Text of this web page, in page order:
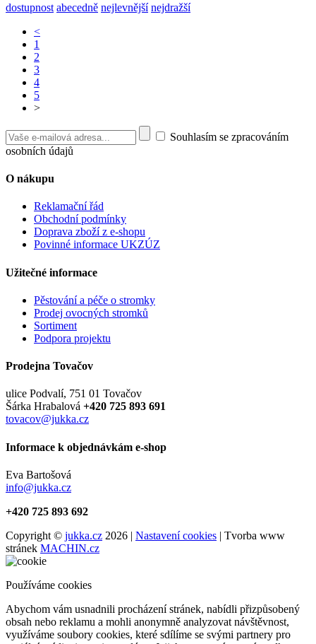
dostupnost abecedně nejlevnější nejdražší
<
1
2
3
4
5
>
Souhlasím se zpracováním
osobních údajů
O nákupu
Reklamační řád
Obchodní podmínky
Doprava zboží z e-shopu
Povinné informace UKZÚZ
Užitečné informace
Pěstování a péče o stromky
Prodej ovocných stromků
Sortiment
Podpora projektu
Prodejna Tovačov
ulice Podvalí, 751 01 Tovačov
Šárka Hrabalová +420 725 893 691
tovacov@jukka.cz
Informace k objednávkám e-shop
Eva Bartošová
info@jukka.cz
+420 725 893 692
Copyright © jukka.cz 2026 | Nastavení cookies | Tvorba www
stránek MACHIN.cz
Používáme cookies
Abychom vám usnadnili procházení stránek, nabídli přizpůsobený
obsah nebo reklamu a mohli anonymně analyzovat návštěvnost,
využíváme soubory cookies, které sdílíme se svými partnery pro